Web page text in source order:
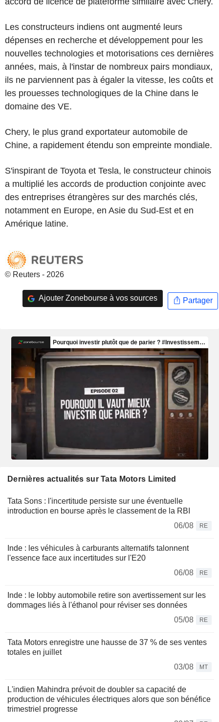
Les constructeurs indiens ont augmenté leurs
dépenses en recherche et développement pour les
nouvelles technologies et motorisations ces dernières
années, mais, à l'instar de nombreux pairs mondiaux,
ils ne parviennent pas à égaler la vitesse, les coûts et
les prouesses technologiques de la Chine dans le
domaine des VE.
Chery, le plus grand exportateur automobile de
Chine, a rapidement étendu son empreinte mondiale.
S'inspirant de Toyota et Tesla, le constructeur chinois
a multiplié les accords de production conjointe avec
des entreprises étrangères sur des marchés clés,
notamment en Europe, en Asie du Sud-Est et en
Amérique latine.
© Reuters - 2026
Ajouter Zonebourse à vos sources Partager
Dernières actualités sur Tata Motors Limited
Tata Sons : l'incertitude persiste sur une éventuelle
introduction en bourse après le classement de la RBI
06/08
RE
Inde : les véhicules à carburants alternatifs talonnent
l'essence face aux incertitudes sur l'E20
06/08
RE
Inde : le lobby automobile retire son avertissement sur les
dommages liés à l'éthanol pour réviser ses données
05/08
RE
Tata Motors enregistre une hausse de 37 % de ses ventes
totales en juillet
03/08
MT
L'indien Mahindra prévoit de doubler sa capacité de
production de véhicules électriques alors que son bénéfice
trimestriel progresse